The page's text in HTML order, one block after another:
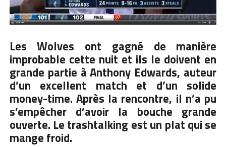
Les Wolves ont gagné de manière
improbable cette nuit et ils le doivent en
grande partie àAnthony Edwards, auteur
d’un excellent match et d’un solide
money-time. Après la rencontre, il n’a pu
s’empêcher d’avoir la bouche grande
ouverte. Le trashtalking est un plat qui se
mange froid.